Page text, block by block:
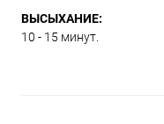
ВЫСЫХАНИЕ:
10 - 15 минут.